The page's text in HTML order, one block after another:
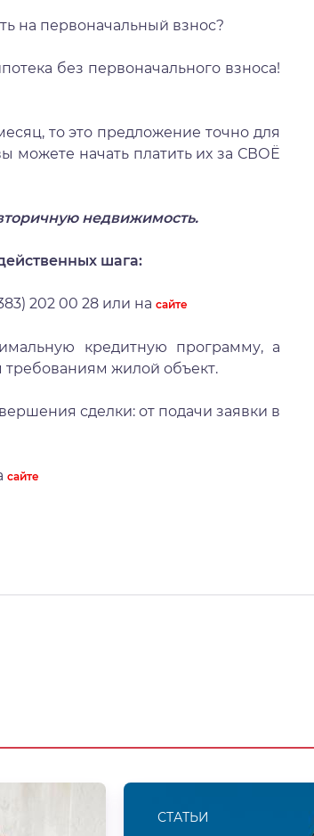
на первоначальный взнос?
без первоначального взноса!
то это предложение точно для
можете начать платить их за СВОЁ
недвижимость.
шага:
202 00 28 или на сайте
кредитную программу, а
жилой объект.
сделки: от подачи заявки в
сайте
СТАТЬИ